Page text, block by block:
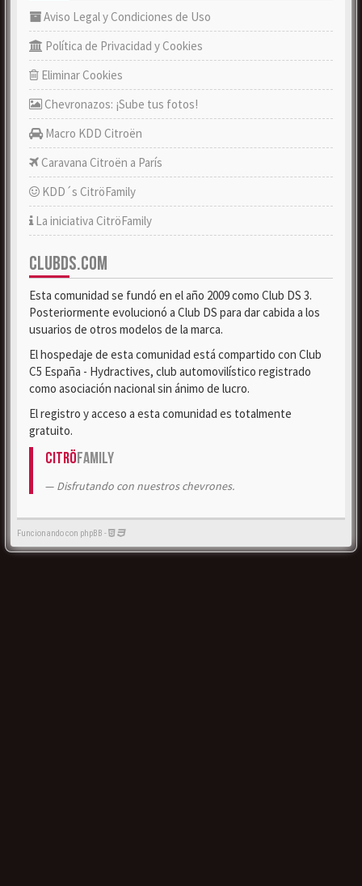
Aviso Legal y Condiciones de Uso
Política de Privacidad y Cookies
Eliminar Cookies
Chevronazos: ¡Sube tus fotos!
Macro KDD Citroën
Caravana Citroën a París
KDD´s CitröFamily
La iniciativa CitröFamily
CLUBDS.COM
Esta comunidad se fundó en el año 2009 como Club DS 3.
Posteriormente evolucionó a Club DS para dar cabida a los
usuarios de otros modelos de la marca.
El hospedaje de esta comunidad está compartido con Club
C5 España - Hydractives, club automovilístico registrado
como asociación nacional sin ánimo de lucro.
El registro y acceso a esta comunidad es totalmente
gratuito.
CitröFamily
Disfrutando con nuestros chevrones.
Funcionando con phpBB -